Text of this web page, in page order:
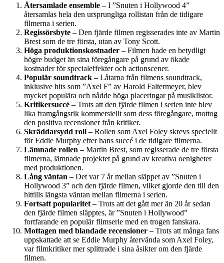
Återsamlade ensemble – I ”Snuten i Hollywood 4”
återsamlas hela den ursprungliga rollistan från de tidigare
filmerna i serien.
Regissörsbyte – Den fjärde filmen regisserades inte av Martin
Brest som de tre första, utan av Tony Scott.
Höga produktionskostnader – Filmen hade en betydligt
högre budget än sina föregångare på grund av ökade
kostnader för specialeffekter och actionscener.
Populär soundtrack – Låtarna från filmens soundtrack,
inklusive hits som ”Axel F” av Harold Faltermeyer, blev
mycket populära och nådde höga placeringar på musiklistor.
Kritikersuccé – Trots att den fjärde filmen i serien inte blev
lika framgångsrik kommersiellt som dess föregångare, mottog
den positiva recensioner från kritiker.
Skräddarsydd roll – Rollen som Axel Foley skrevs speciellt
för Eddie Murphy efter hans succé i de tidigare filmerna.
Lämnade rollen – Martin Brest, som regisserade de tre första
filmerna, lämnade projektet på grund av kreativa oenigheter
med produktionen.
Lång väntan – Det var 7 år mellan släppet av ”Snuten i
Hollywood 3” och den fjärde filmen, vilket gjorde den till den
hittills längsta väntan mellan filmerna i serien.
Fortsatt popularitet– Trots att det gått mer än 20 år sedan
den fjärde filmen släpptes, är ”Snuten i Hollywood”
fortfarande en populär filmserie med en trogen fanskara.
Mottagen med blandade recensioner – Trots att många fans
uppskattade att se Eddie Murphy återvända som Axel Foley,
var filmkritiker mer splittrade i sina åsikter om den fjärde
filmen.